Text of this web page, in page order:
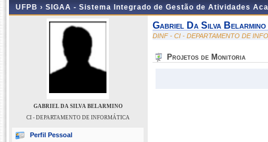
UFPB › SIGAA - Sistema Integrado de Gestão de Atividades
GABRIEL DA SILVA BELARMINO
CI - DEPARTAMENTO DE INFORMÁTICA
Perfil Pessoal
Gabriel Da Silva Belarmino
DINF - CI - DEPARTAMENTO DE
Projetos de Monitoria